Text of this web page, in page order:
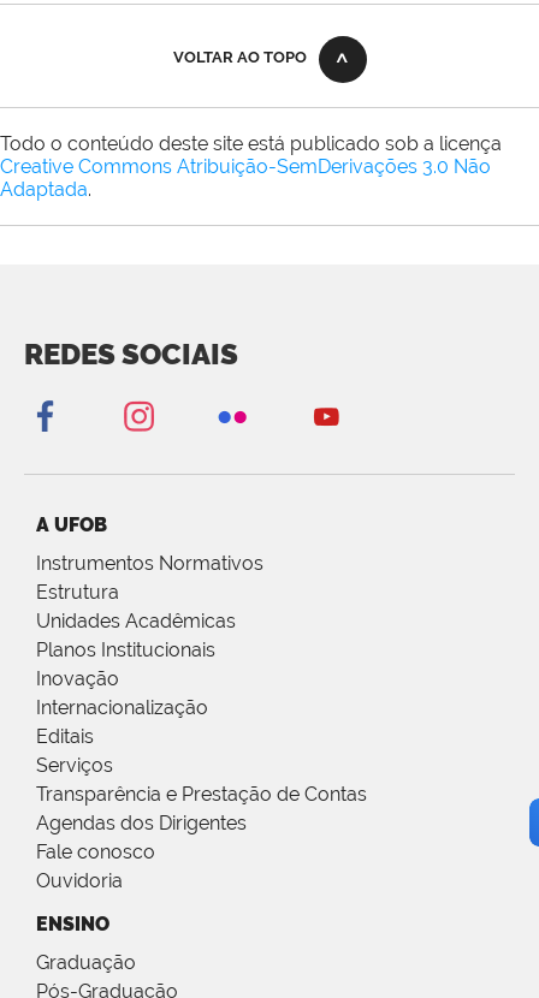
VOLTAR AO TOPO
Todo o conteúdo deste site está publicado sob a licença
Creative Commons Atribuição-SemDerivações 3.0 Não
Adaptada.
REDES SOCIAIS
A UFOB
Instrumentos Normativos
Estrutura
Unidades Acadêmicas
Planos Institucionais
Inovação
Internacionalização
Editais
Serviços
Transparência e Prestação de Contas
Agendas dos Dirigentes
Fale conosco
Ouvidoria
ENSINO
Graduação
Pós-Graduação